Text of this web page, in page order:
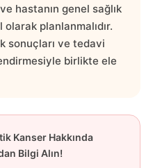
hastanın genel sağlık
planlanmalıdır.
sonuçları ve tedavi
birlikte ele
Kanser Hakkında
Bilgi Alın!